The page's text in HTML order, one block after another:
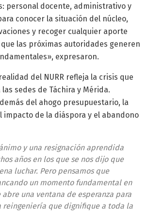
personal docente, administrativo y
conocer la situación del núcleo,
y recoger cualquier aporte
las próximas autoridades generen
expresaron.
del NURR refleja la crisis que
sedes de Táchira y Mérida.
del ahogo presupuestario, la
impacto de la diáspora y el abandono
y una resignación aprendida
años en los que se nos dijo que
luchar. Pero pensamos que
un momento fundamental en
abre una ventana de esperanza para
reingeniería que dignifique a toda la